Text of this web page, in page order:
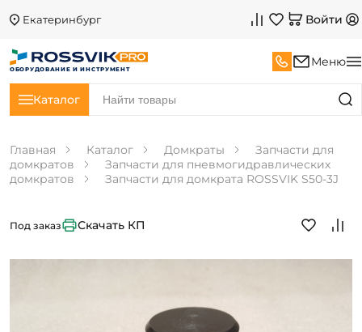
Екатеринбург Войти
ОБОРУДОВАНИЕ И ИНСТРУМЕНТ
Меню
Каталог
Главная Каталог Домкраты
Запчасти для
домкратов
Запчасти для пневмогидравлических
домкратов
Запчасти для домкрата ROSSVIK S50-3J
Под заказ Скачать КП